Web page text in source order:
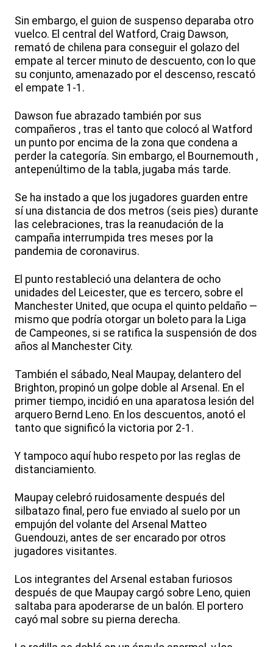
Sin embargo, el guion de suspenso deparaba otro
vuelco. El central del Watford, Craig Dawson,
remató de chilena para conseguir el golazo del
empate al tercer minuto de descuento, con lo que
su conjunto, amenazado por el descenso, rescató
el empate 1-1.
Dawson fue abrazado también por sus
compañeros , tras el tanto que colocó al Watford
un punto por encima de la zona que condena a
perder la categoría. Sin embargo, el Bournemouth ,
antepenúltimo de la tabla, jugaba más tarde.
Se ha instado a que los jugadores guarden entre
sí una distancia de dos metros (seis pies) durante
las celebraciones, tras la reanudación de la
campaña interrumpida tres meses por la
pandemia de coronavirus.
El punto restableció una delantera de ocho
unidades del Leicester, que es tercero, sobre el
Manchester United, que ocupa el quinto peldaño —
mismo que podría otorgar un boleto para la Liga
de Campeones, si se ratifica la suspensión de dos
años al Manchester City.
También el sábado, Neal Maupay, delantero del
Brighton, propinó un golpe doble al Arsenal. En el
primer tiempo, incidió en una aparatosa lesión del
arquero Bernd Leno. En los descuentos, anotó el
tanto que significó la victoria por 2-1.
Y tampoco aquí hubo respeto por las reglas de
distanciamiento.
Maupay celebró ruidosamente después del
silbatazo final, pero fue enviado al suelo por un
empujón del volante del Arsenal Matteo
Guendouzi, antes de ser encarado por otros
jugadores visitantes.
Los integrantes del Arsenal estaban furiosos
después de que Maupay cargó sobre Leno, quien
saltaba para apoderarse de un balón. El portero
cayó mal sobre su pierna derecha.